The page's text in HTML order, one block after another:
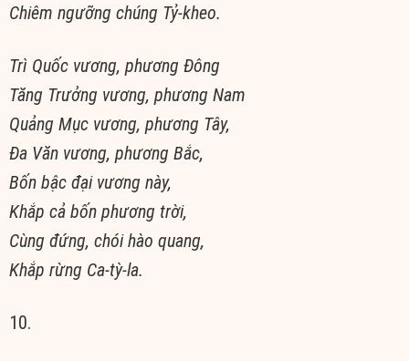
Chiêm ngưỡng chúng Tỷ-kheo.
Trì Quốc vương, phương Ðông
Tăng Trưởng vương, phương Nam
Quảng Mục vương, phương Tây,
Ða Văn vương, phương Bắc,
Bốn bậc đại vương này,
Khắp cả bốn phương trời,
Cùng đứng, chói hào quang,
Khắp rừng Ca-tỳ-la.
10.